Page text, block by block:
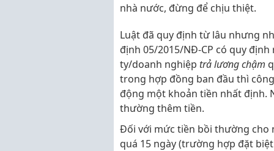
nhà nước, đừng để chịu thiệt.
Luật đã quy định từ lâu nhưng
định 05/2015/NĐ-CP có quy
ty/doanh nghiệp trả lương chậm
trong hợp đồng ban đầu thì
động một khoản tiền nhất định.
thường thêm tiền.
Đối với mức tiền bồi thường cho
quá 15 ngày (trường hợp đặt